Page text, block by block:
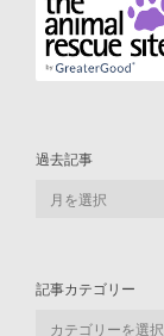
過去記事
記事カテゴリー